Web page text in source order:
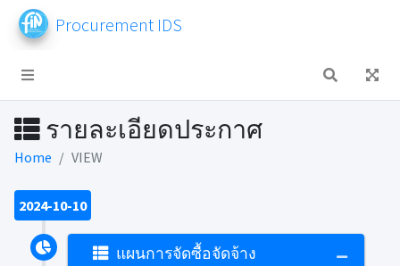
Procurement IDS
รายละเอียดประกาศ
Home VIEW
2024-10-10
แผนการจัดซื้อจัดจ้าง